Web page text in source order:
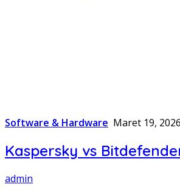
Software & Hardware Maret 19, 2026
Kaspersky vs
admin